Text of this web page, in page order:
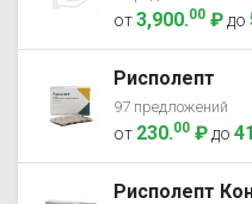
от3,900.00 ₽ до
Рисполепт
97 предложений
от 230.00 ₽ до
Рисполепт